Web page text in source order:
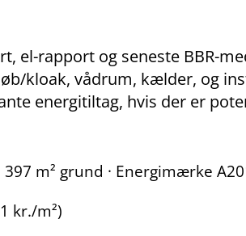
el-rapport og seneste BBR-
kloak, vådrum, kælder, og
energitiltag, hvis der er
397 m² grund · Energimærke
kr./m²)